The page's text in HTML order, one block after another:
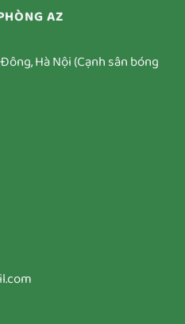
AZ
Hà Nội (Cạnh sân bóng